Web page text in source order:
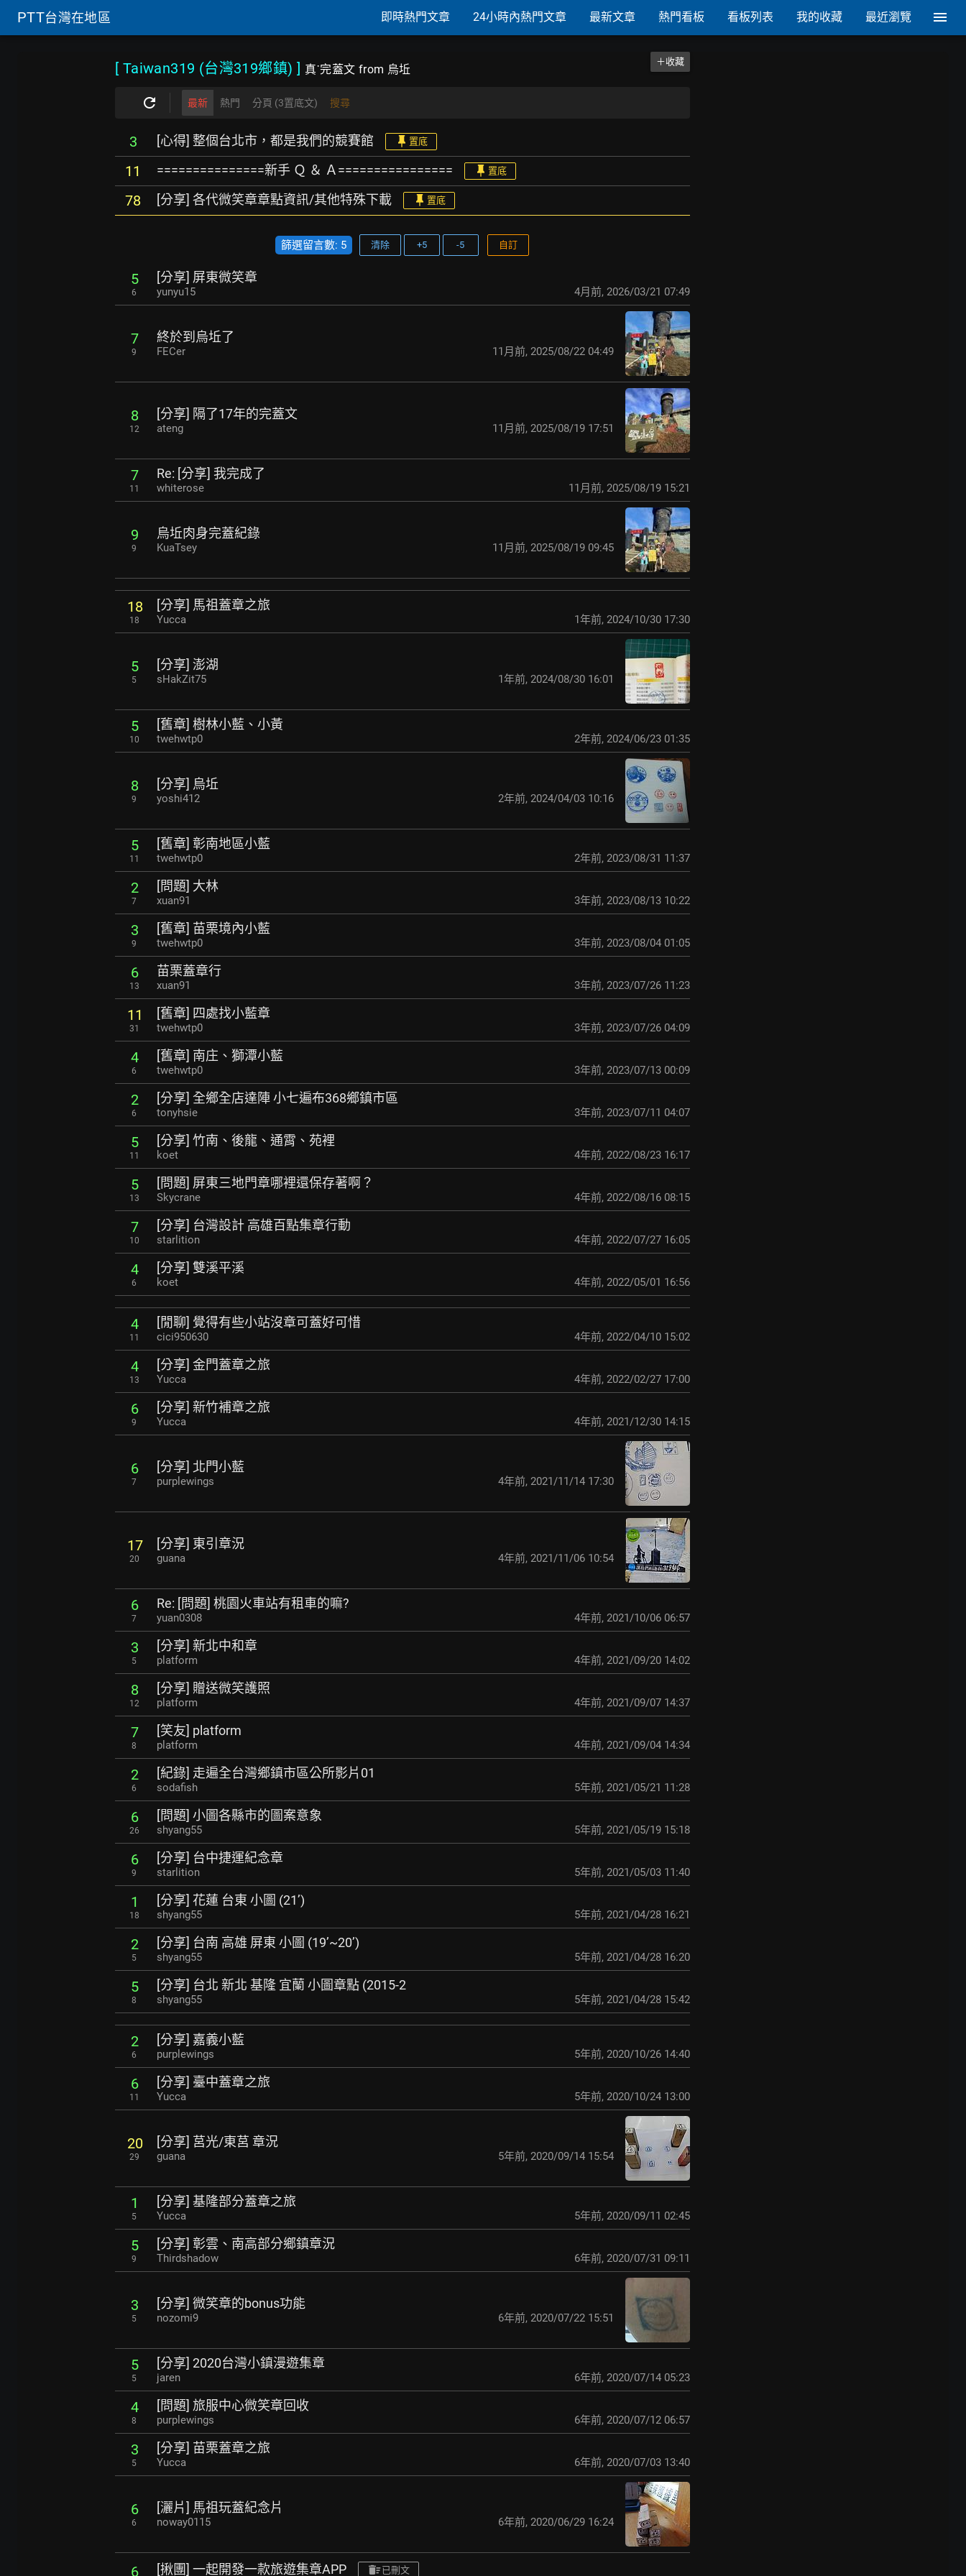
PTT台灣在地區 即時熱門文章 24小時內熱門文章 最新文章 熱門看板 看板列表 我的收藏 最近瀏覽
[ Taiwan319 (台灣319鄉鎮) ] 真˙完蓋文 from 烏坵
＋收藏
最新 熱門 分頁 (3置底文) 搜尋
3 [心得] 整個台北市，都是我們的競賽館 置底
11 ===============新手 Ｑ ＆ Ａ================ 置底
78 [分享] 各代微笑章章點資訊/其他特殊下載 置底
篩選留言數: 5 清除 +5 -5 自訂
5
6
[分享] 屏東微笑章
yunyu15 4月前, 2026/03/21 07:49
7
9
終於到烏坵了
FECer 11月前, 2025/08/22 04:49
8
12
[分享] 隔了17年的完蓋文
ateng 11月前, 2025/08/19 17:51
7
11
Re: [分享] 我完成了
whiterose 11月前, 2025/08/19 15:21
9
9
烏坵肉身完蓋紀錄
KuaTsey 11月前, 2025/08/19 09:45
18
18
[分享] 馬祖蓋章之旅
Yucca 1年前, 2024/10/30 17:30
5
5
[分享] 澎湖
sHakZit75 1年前, 2024/08/30 16:01
5
10
[舊章] 樹林小藍、小黃
twehwtp0 2年前, 2024/06/23 01:35
8
9
[分享] 烏坵
yoshi412 2年前, 2024/04/03 10:16
5
11
[舊章] 彰南地區小藍
twehwtp0 2年前, 2023/08/31 11:37
2
7
[問題] 大林
xuan91 3年前, 2023/08/13 10:22
3
9
[舊章] 苗栗境內小藍
twehwtp0 3年前, 2023/08/04 01:05
6
13
苗栗蓋章行
xuan91 3年前, 2023/07/26 11:23
11
31
[舊章] 四處找小藍章
twehwtp0 3年前, 2023/07/26 04:09
4
6
[舊章] 南庄、獅潭小藍
twehwtp0 3年前, 2023/07/13 00:09
2
6
[分享] 全鄉全店達陣 小七遍布368鄉鎮市區
tonyhsie 3年前, 2023/07/11 04:07
5
11
[分享] 竹南、後龍、通霄、苑裡
koet 4年前, 2022/08/23 16:17
5
13
[問題] 屏東三地門章哪裡還保存著啊？
Skycrane 4年前, 2022/08/16 08:15
7
10
[分享] 台灣設計 高雄百點集章行動
starlition 4年前, 2022/07/27 16:05
4
6
[分享] 雙溪平溪
koet 4年前, 2022/05/01 16:56
4
11
[閒聊] 覺得有些小站沒章可蓋好可惜
cici950630 4年前, 2022/04/10 15:02
4
13
[分享] 金門蓋章之旅
Yucca 4年前, 2022/02/27 17:00
6
9
[分享] 新竹補章之旅
Yucca 4年前, 2021/12/30 14:15
6
7
[分享] 北門小藍
purplewings 4年前, 2021/11/14 17:30
17
20
[分享] 東引章況
guana 4年前, 2021/11/06 10:54
6
7
Re: [問題] 桃園火車站有租車的嘛?
yuan0308 4年前, 2021/10/06 06:57
3
5
[分享] 新北中和章
platform 4年前, 2021/09/20 14:02
8
12
[分享] 贈送微笑護照
platform 4年前, 2021/09/07 14:37
7
8
[笑友] platform
platform 4年前, 2021/09/04 14:34
2
6
[紀錄] 走遍全台灣鄉鎮市區公所影片01
sodafish 5年前, 2021/05/21 11:28
6
26
[問題] 小圖各縣市的圖案意象
shyang55 5年前, 2021/05/19 15:18
6
9
[分享] 台中捷運紀念章
starlition 5年前, 2021/05/03 11:40
1
18
[分享] 花蓮 台東 小圖 (21’)
shyang55 5年前, 2021/04/28 16:21
2
5
[分享] 台南 高雄 屏東 小圖 (19’~20’)
shyang55 5年前, 2021/04/28 16:20
5
8
[分享] 台北 新北 基隆 宜蘭 小圖章點 (2015-2
shyang55 5年前, 2021/04/28 15:42
2
6
[分享] 嘉義小藍
purplewings 5年前, 2020/10/26 14:40
6
11
[分享] 臺中蓋章之旅
Yucca 5年前, 2020/10/24 13:00
20
29
[分享] 莒光/東莒 章況
guana 5年前, 2020/09/14 15:54
1
5
[分享] 基隆部分蓋章之旅
Yucca 5年前, 2020/09/11 02:45
5
9
[分享] 彰雲、南高部分鄉鎮章況
Thirdshadow 6年前, 2020/07/31 09:11
3
5
[分享] 微笑章的bonus功能
nozomi9 6年前, 2020/07/22 15:51
5
5
[分享] 2020台灣小鎮漫遊集章
jaren 6年前, 2020/07/14 05:23
4
8
[問題] 旅服中心微笑章回收
purplewings 6年前, 2020/07/12 06:57
3
5
[分享] 苗栗蓋章之旅
Yucca 6年前, 2020/07/03 13:40
6
6
[灑片] 馬祖玩蓋紀念片
noway0115 6年前, 2020/06/29 16:24
6 [揪團] 一起開發一款旅遊集章APP 已刪文